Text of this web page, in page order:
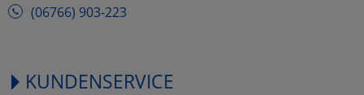
(06766) 903-223
KUNDENSERVICE